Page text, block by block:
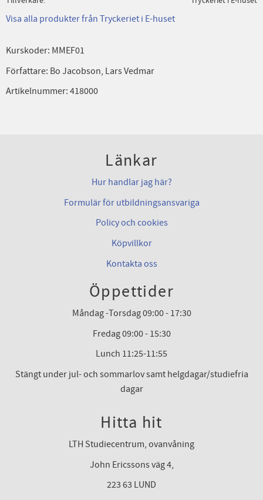
Visa alla produkter från Tryckeriet i E-huset
Kurskoder: MMEF01
Författare: Bo Jacobson, Lars Vedmar
Artikelnummer: 418000
Länkar
Hur handlar jag här?
Formulär för utbildningsansvariga
Policy och cookies
Köpvillkor
Kontakta oss
Öppettider
Måndag -Torsdag 09:00 - 17:30
Fredag 09:00 - 15:30
Lunch 11:25-11:55
Stängt under jul- och sommarlov samt helgdagar/studiefria
dagar
Hitta hit
LTH Studiecentrum, ovanvåning
John Ericssons väg 4,
223 63 LUND